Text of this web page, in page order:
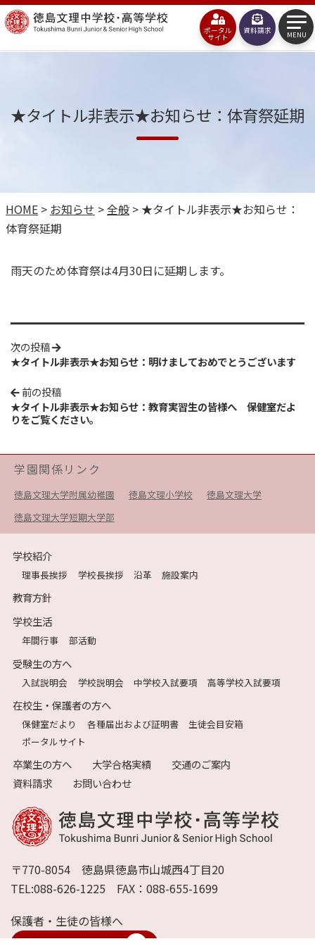
コ
ン
テ
ッ
プ
徳
島
中
等
学
ポータル
サイト
資料請求 MENU
★タイトル非表示★お知らせ：体育祭延期
HOME > お知らせ >全般 > ★タイトル非表示★お知らせ：
体育祭延期
雨天のため体育祭は4月30日に延期します。
前の投稿
★タイトル非表示★お知らせ：教育実習生の皆様へ 保健室だよ
りをご覧ください。
次の投稿
★タイトル非表示★お知らせ：明けましておめでとうございます
学園関係リンク
徳島文理大学附属幼稚園 徳島文理小学校
徳島文理大学
徳島文理大学短期大学部
学校紹介
理事長挨拶 学校長挨拶 沿革 施設案内
教育方針
学校生活
年間行事 部活動
受験生の方へ
入試説明会 学校説明会 中学校入試要項 高等学校入試要項
在校生・保護者の方へ
保健室だより 各種届出および証明書
生徒会目安箱
ポータルサイト
卒業生の方へ 大学合格実績
交通のご案内
資料請求
お問い合わせ
〒770-8054 徳島県徳島市山城西4丁目20
TEL:088-626-1225 FAX：088-655-1699
保護者・生徒の皆様へ